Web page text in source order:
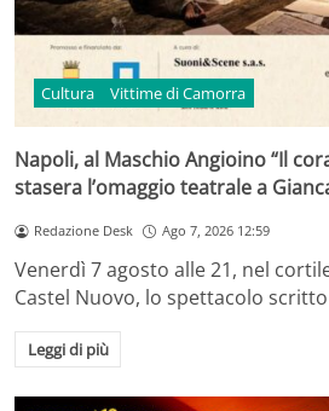
Cultura Vittime di Camorra
Napoli, al Maschio Angioino “Il
stasera l’omaggio teatrale a
Redazione Desk Ago 7, 2026 12:59
Venerdì 7 agosto alle 21, nel
Castel Nuovo, lo spettacolo
Leggi di più